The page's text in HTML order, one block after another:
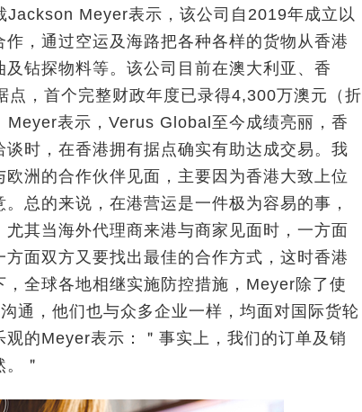
Meyer表示，该公司自2019年成立以
，通过空运及海路把各种各样的货物从香港
钻探物料等。该公司目前在澳大利亚、香
，首个完整财政年度已录得4,300万澳元（折
表示，Verus Global至今成绩亮丽，香
时，在香港拥有据点确实有助达成交易。我
洲的合作伙伴见面，主要因为香港大致上位
总的来说，在港营运是一件极为容易的事，
其当海外代理商来港与商家见面时，一方面
面双方又要找出最佳的合作方式，这时香港
全球各地相继实施防控措施，Meyer除了使
通，他们也与众多企业一样，均面对国际货轮
的Meyer表示：＂事实上，我们的订单及销
＂